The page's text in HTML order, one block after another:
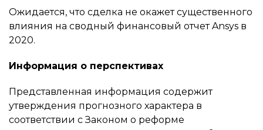
Ожидается, что сделка не окажет существенного
влияния на сводный финансовый отчет Ansys в
2020.
Информация о перспективах
Представленная информация содержит
утверждения прогнозного характера в
соответствии с Законом о реформе